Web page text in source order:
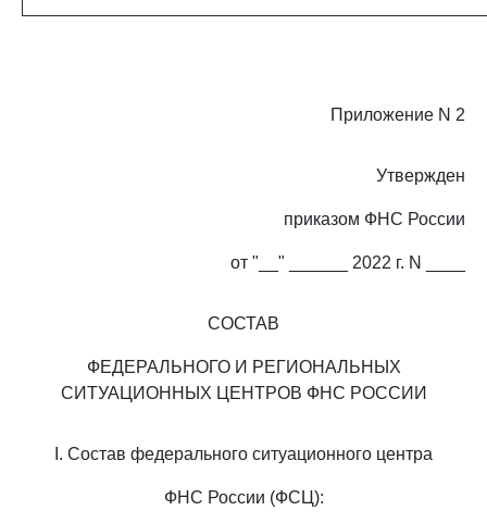
Приложение N 2
Утвержден
приказом ФНС России
от "__" ______ 2022 г. N ____
СОСТАВ
ФЕДЕРАЛЬНОГО И РЕГИОНАЛЬНЫХ
СИТУАЦИОННЫХ ЦЕНТРОВ ФНС РОССИИ
I. Состав федерального ситуационного центра
ФНС России (ФСЦ):